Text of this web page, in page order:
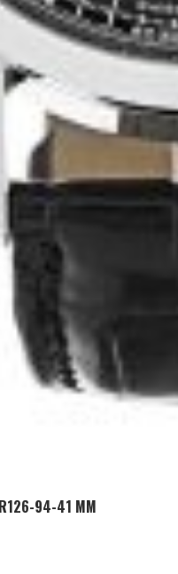
94-41 MM